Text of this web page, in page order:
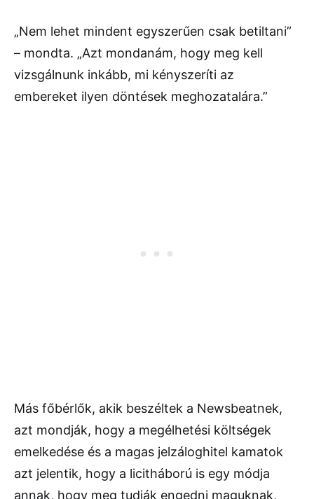
„Nem lehet mindent egyszerűen csak betiltani”
– mondta. „Azt mondanám, hogy meg kell
vizsgálnunk inkább, mi kényszeríti az
embereket ilyen döntések meghozatalára.”
Más főbérlők, akik beszéltek a Newsbeatnek,
azt mondják, hogy a megélhetési költségek
emelkedése és a magas jelzáloghitel kamatok
azt jelentik, hogy a licitháború is egy módja
annak, hogy meg tudják engedni maguknak,